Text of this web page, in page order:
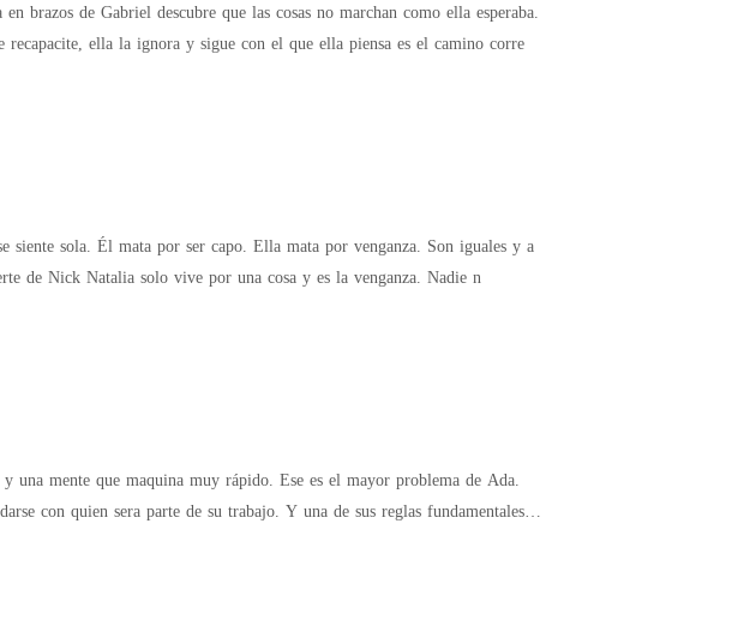
ella la ignora y sigue con el que ella piensa es el camino corre
Pero sus caminos están por encontrarse. Tras la muerte de Nick Natalia solo vive por una cosa y es la venganza. Nadie n
una mente que maquina muy rápido. Ese es el mayor problema de Ada.
con quien sera parte de su trabajo. Y una de sus reglas fundamentales